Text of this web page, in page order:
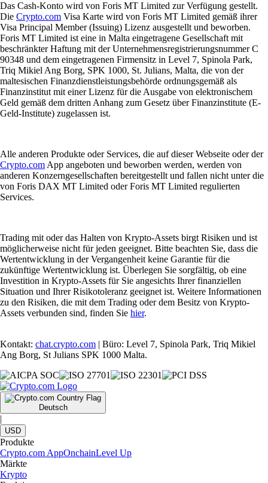
Das Cash-Konto wird von Foris MT Limited zur Verfügung gestellt.
Die Crypto.com Visa Karte wird von Foris MT Limited gemäß ihrer
Visa Principal Member (Issuing) Lizenz ausgestellt und beworben.
Foris MT Limited ist eine in Malta eingetragene Gesellschaft mit
beschränkter Haftung mit der Unternehmensregistrierungsnummer C
90348 und dem eingetragenen Firmensitz in Level 7, Spinola Park,
Triq Mikiel Ang Borg, SPK 1000, St. Julians, Malta, die von der
maltesischen Finanzdienstleistungsbehörde ordnungsgemäß als
Finanzinstitut mit einer Lizenz für die Ausgabe von elektronischem
Geld gemäß dem dritten Anhang zum Gesetz über Finanzinstitute (E-
Geld-Institute) zugelassen ist.
Alle anderen Produkte oder Services, die auf dieser Webseite oder der
Crypto.com App angeboten und beworben werden, werden von
anderen Konzerngesellschaften bereitgestellt und fallen nicht unter die
von Foris DAX MT Limited oder Foris MT Limited regulierten
Services.
Trading mit oder das Halten von Krypto-Assets birgt Risiken und ist
möglicherweise nicht für jeden geeignet. Bitte beachten Sie, dass die
Wertentwicklung in der Vergangenheit keine Garantie für die
zukünftige Wertentwicklung ist. Überlegen Sie sorgfältig, ob eine
Investition in Krypto-Assets für Sie angesichts Ihrer finanziellen
Situation und Ihrer Risikotoleranz geeignet ist. Weitere Informationen
zu den Risiken, die mit dem Trading oder dem Besitz von Krypto-
Assets verbunden sind, finden Sie hier.
Kontakt: chat.crypto.com | Büro: Level 7, Spinola Park, Triq Mikiel
Ang Borg, St Julians SPK 1000 Malta.
Deutsch
|
USD
Produkte
Crypto.com AppOnchainLevel Up
Märkte
Krypto